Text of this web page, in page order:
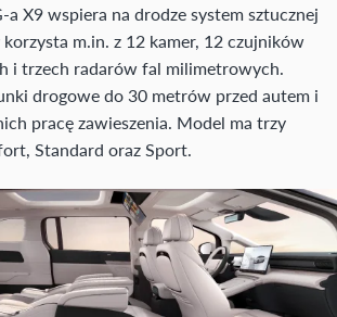
a X9 wspiera na drodze system sztucznej
m.in. z 12 kamer, 12 czujników
i trzech radarów fal milimetrowych.
drogowe do 30 metrów przed autem i
pracę zawieszenia. Model ma trzy
Standard oraz Sport.